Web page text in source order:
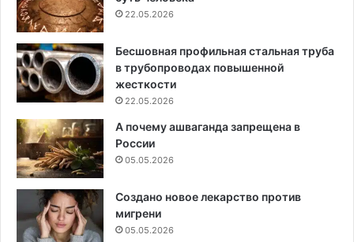
22.05.2026
Бесшовная профильная стальная труба
в трубопроводах повышенной
жесткости
22.05.2026
А почему ашваганда запрещена в
России
05.05.2026
Создано новое лекарство против
мигрени
05.05.2026